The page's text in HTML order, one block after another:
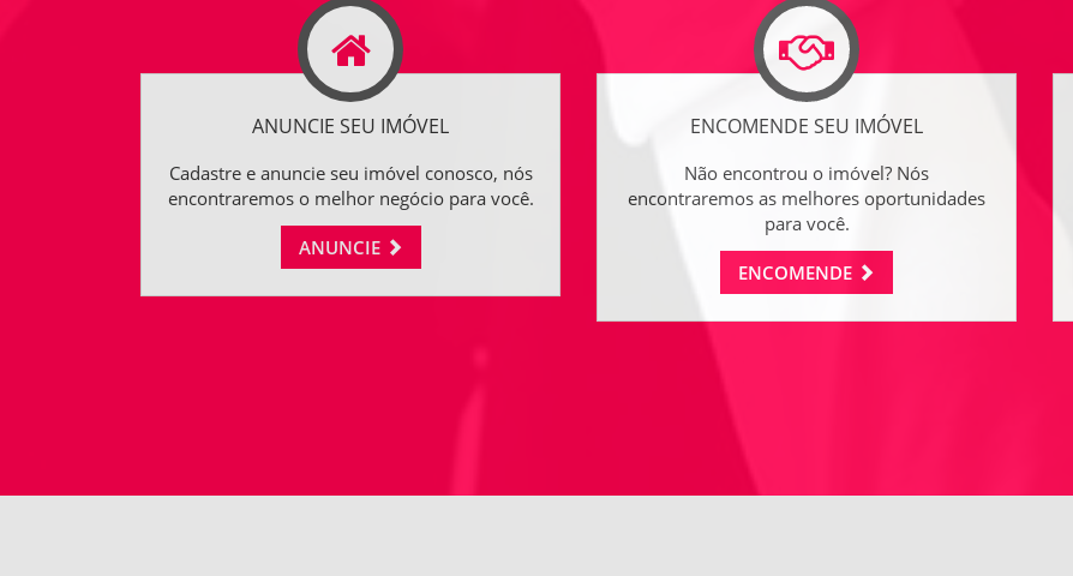
ANUNCIE SEU IMÓVEL
Cadastre e anuncie seu imóvel conosco, nós
encontraremos o melhor negócio para você.
ANUNCIE
ENCOMENDE SEU IMÓVEL
Não encontrou o imóvel? Nós
encontraremos as melhores oportunidades
para você.
ENCOMENDE